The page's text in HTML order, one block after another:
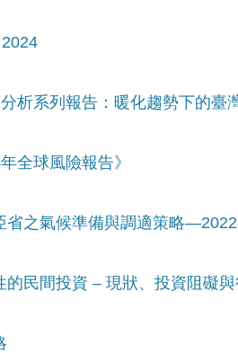
析系列報告：暖化趨勢下的臺
全球風險報告》
省之氣候準備與調適策略
民間投資 – 現狀、投資阻礙